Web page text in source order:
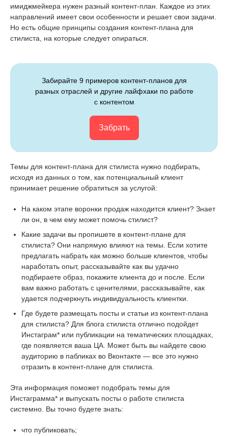
имиджмейкера нужен разный контент-план. Каждое из этих
направлений имеет свои особенности и решает свои задачи.
Но есть общие принципы создания контент-плана для
стилиста, на которые следует опираться.
Забирайте 9 примеров контент-планов для
разных отраслей и другие лайфхаки по работе
с контентом
Забрать
Темы для контент-плана для стилиста нужно подбирать,
исходя из данных о том, как потенциальный клиент
принимает решение обратиться за услугой:
На каком этапе воронки продаж находится клиент? Знает
ли он, в чем ему может помочь стилист?
Какие задачи вы пропишете в контент-плане для
стилиста? Они напрямую влияют на темы. Если хотите
предлагать набрать как можно больше клиентов, чтобы
наработать опыт, рассказывайте как вы удачно
подбираете образ, покажите клиента до и после. Если
вам важно работать с ценителями, рассказывайте, как
удается подчеркнуть индивидуальность клиентки.
Где будете размещать посты и статьи из контент-плана
для стилиста? Для блога стилиста отлично подойдет
Инстаграм* или публикации на тематических площадках,
где появляется ваша ЦА. Может быть вы найдете свою
аудиторию в пабликах во Вконтакте — все это нужно
отразить в контент-плане для стилиста.
Эта информация поможет подобрать темы для
Инстаграмма* и выпускать посты о работе стилиста
системно. Вы точно будете знать:
что публиковать;